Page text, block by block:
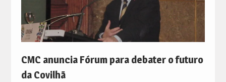
CMC anuncia Fórum para debater o futuro
da Covilhã